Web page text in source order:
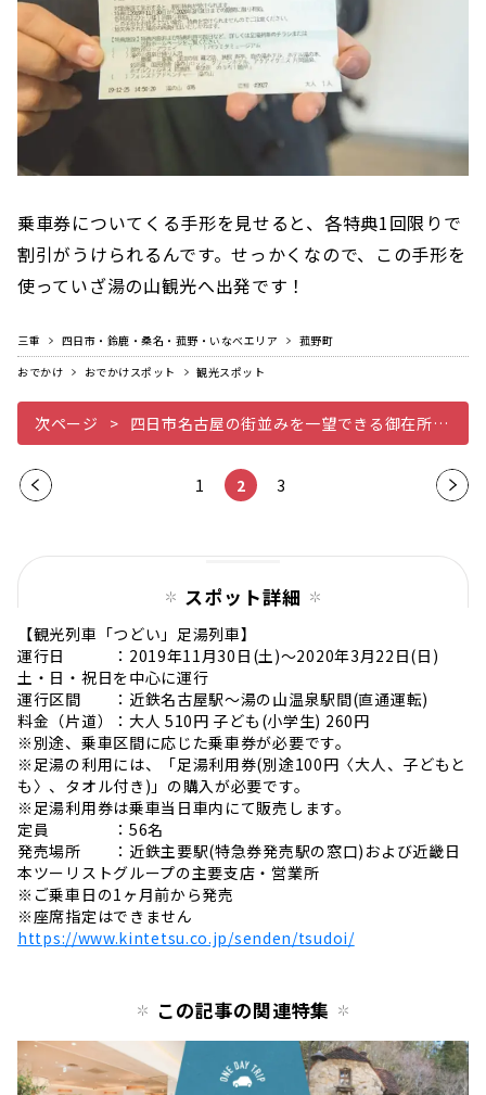
乗車券についてくる手形を見せると、各特典1回限りで
割引がうけられるんです。せっかくなので、この手形を
使っていざ湯の山観光へ出発です！
三重 四日市・鈴鹿・桑名・菰野・いなべエリア
菰野町
おでかけ
おでかけスポット 観光スポット
次ページ 四日市名古屋の街並みを一望できる御在所ロープウエイ
前の
1 2 3
次の
スポット詳細
【観光列車「つどい」足湯列車】
運行日 ：2019年11月30日(土)〜2020年3月22日(日)
土・日・祝日を中心に運行
運行区間 ：近鉄名古屋駅〜湯の山温泉駅間(直通運転)
料金（片道）：大人 510円 子ども(小学生) 260円
※別途、乗車区間に応じた乗車券が必要です。
※足湯の利用には、「足湯利用券(別途100円〈大人、子どもと
も〉、タオル付き)」の購入が必要です。
※足湯利用券は乗車当日車内にて販売します。
定員 ：56名
発売場所 ：近鉄主要駅(特急券発売駅の窓口)および近畿日
本ツーリストグループの主要支店・営業所
※ご乗車日の1ヶ月前から発売
※座席指定はできません
https://www.kintetsu.co.jp/senden/tsudoi/
この記事の関連特集